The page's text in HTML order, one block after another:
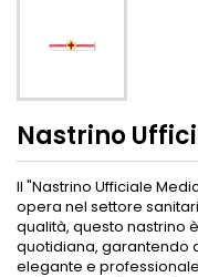
Nastrino
Il "Nastrino Ufficiale
opera nel settore
qualità, questo nastrino
quotidiana, garantendo
elegante e